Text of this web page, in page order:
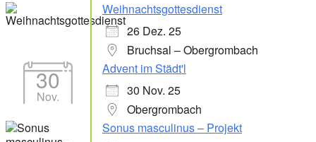
Weihnachtsgottesdienst
26 Dez. 25
Bruchsal – Obergrombach
30
Nov.
Advent im Städt'l
30 Nov. 25
Obergrombach
Sonus masculinus – Projekt